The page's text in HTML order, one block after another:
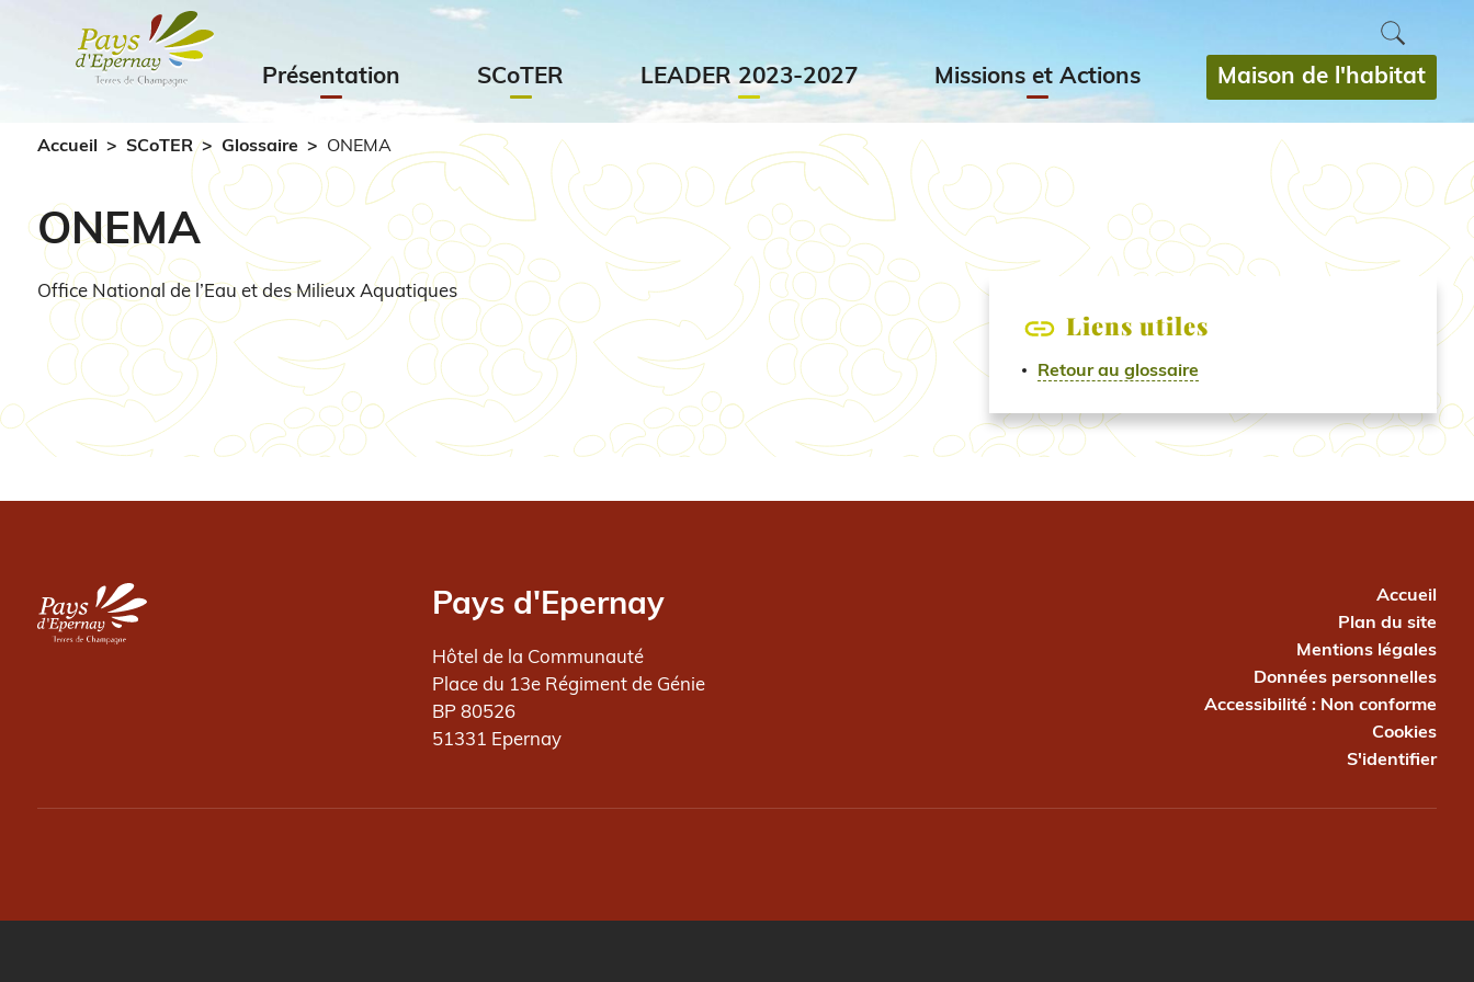
Présentation SCoTER LEADER 2023-2027 Missions et Actions Maison de l'habitat
Accueil SCoTER Glossaire ONEMA
ONEMA
Office National de l’Eau et des Milieux Aquatiques
Liens utiles
Retour au glossaire
Image Pays d'Epernay
Hôtel de la Communauté
Place du 13e Régiment de Génie
BP 80526
51331 Epernay
Accueil
Plan du site
Mentions légales
Données personnelles
Accessibilité : Non conforme
Cookies
S'identifier